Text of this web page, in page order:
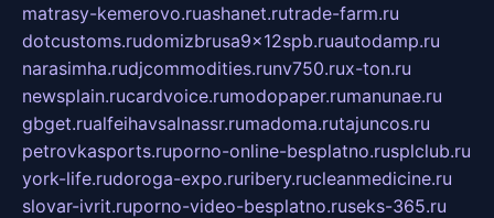
matrasy-kemerovo.ruashanet.rutrade-farm.ru
dotcustoms.rudomizbrusa9x12spb.ruautodamp.ru
narasimha.rudjcommodities.runv750.rux-ton.ru
newsplain.rucardvoice.rumodopaper.rumanunae.ru
gbget.rualfeihavsalnassr.rumadoma.rutajuncos.ru
petrovkasports.ruporno-online-besplatno.rusplclub.ru
york-life.rudoroga-expo.ruribery.rucleanmedicine.ru
slovar-ivrit.ruporno-video-besplatno.ruseks-365.ru